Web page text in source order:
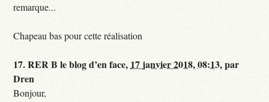
remarque...
Chapeau bas pour cette réalisation
17.RER B le blog d’en face, 17 janvier 2018, 08:13,par
Dren
Bonjour,